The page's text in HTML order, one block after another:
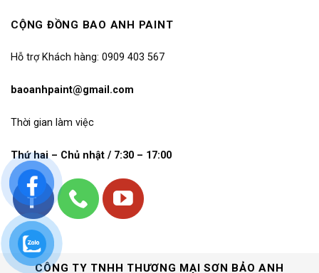
CỘNG ĐỒNG BAO ANH PAINT
Hỗ trợ Khách hàng: 0909 403 567
baoanhpaint@gmail.com
Thời gian làm việc
Thứ hai – Chủ nhật / 7:30 – 17:00
CÔNG TY TNHH THƯƠNG MẠI SƠN BẢO ANH